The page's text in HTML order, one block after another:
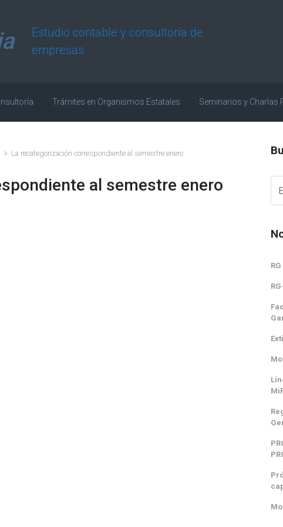
Estudio contable y consultoría de
empresas
Trámites en Organismos Estatales Seminarios y Charlas
La recategorización correspondiente al semestre enero
al semestre enero